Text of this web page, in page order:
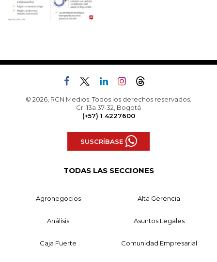
© 2026, RCN Medios. Todos los derechos reservados.
Cr. 13a 37-32, Bogotá
(+57) 1 4227600
SUSCRÍBASE
TODAS LAS SECCIONES
Agronegocios Alta Gerencia
Análisis Asuntos Legales
Caja Fuerte Comunidad Empresarial